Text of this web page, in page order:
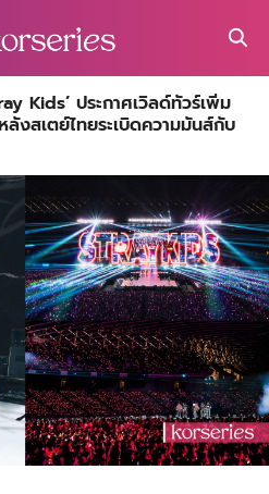
Kids’ ประกาศเวิลด์ทัวร์เพิ่ม
สเตย์ไทยระเบิดความมันส์กับ